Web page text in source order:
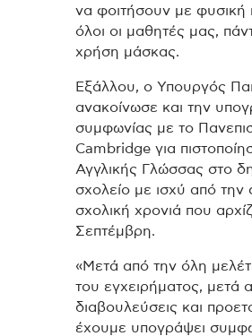
να φοιτήσουν με φυσική
όλοι οι μαθητές μας,
χρήση μάσκας.
Εξάλλου, ο Υπουργός
ανακοίνωσε και την
συμφωνίας με το
Cambridge για
Αγγλικής Γλώσσας στο
σχολείο με ισχύ από την
σχολική χρονιά που
Σεπτέμβρη.
«Μετά από την όλη
του εγχειρήματος, μετά
διαβουλεύσεις και
έχουμε υπογράψει